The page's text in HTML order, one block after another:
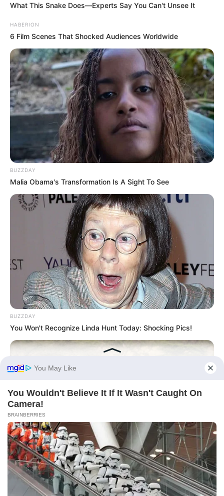
What This Snake Does—Experts Say You Can't Unsee It
HABERION
6 Film Scenes That Shocked Audiences Worldwide
BUZZDAY
Malia Obama's Transformation Is A Sight To See
BUZZDAY
You Won't Recognize Linda Hunt Today: Shocking Pics!
HABERION
Rare Elephant Birth—Then Nature Delivered A Second Shock